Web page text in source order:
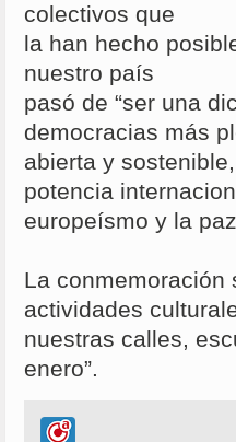
colectivos que
la han hecho
nuestro país
pasó de “ser una
democracias más
abierta y
potencia
europeísmo y la
La conmemoración
actividades
nuestras calles,
enero”.